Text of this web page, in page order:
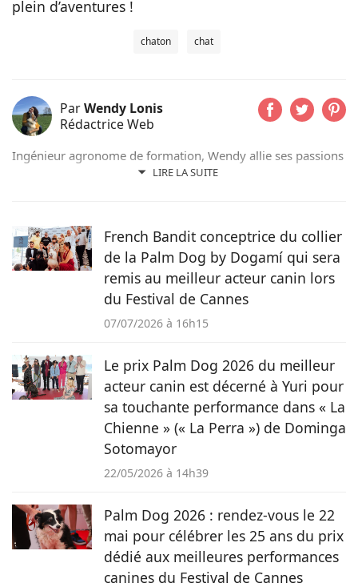
plein d’aventures !
chaton chat
ParWendy Lonis
Rédactrice Web
LIRE LA SUITE
Ingénieur agronome de formation, Wendy allie ses passions
pour les mots et les animaux en écrivant pour Pets-dating.
australien, des poules et même des pigeons voyageurs !
French Bandit conceptrice du collier
de la Palm Dog by Dogamí qui sera
remis au meilleur acteur canin lors
du Festival de Cannes
07/07/2026 à 16h15
Le prix Palm Dog 2026 du meilleur
acteur canin est décerné à Yuri pour
sa touchante performance dans « La
Chienne » (« La Perra ») de Dominga
Sotomayor
22/05/2026 à 14h39
Palm Dog 2026 : rendez-vous le 22
mai pour célébrer les 25 ans du prix
dédié aux meilleures performances
canines du Festival de Cannes